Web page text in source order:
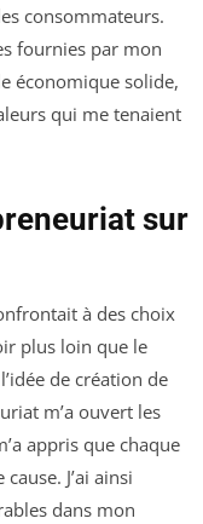
consommateurs.
fournies par mon
économique solide,
qui me tenaient
sur
à des choix
plus loin que le
de création de
m’a ouvert les
appris que chaque
J’ai ainsi
dans mon